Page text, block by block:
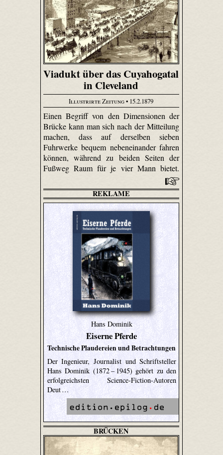
Viadukt über das Cuyahogatal
in Cleveland
Illustrirte Zeitung• 15.2.1879
Einen Begriff von den Dimensionen der
Brücke kann man sich nach der Mitteilung
machen, dass auf derselben sieben
Fuhrwerke bequem nebeneinander fahren
können, während zu beiden Seiten der
Fußweg Raum für je vier Mann bietet.
REKLAME
Hans Dominik
Eiserne Pferde
Technische Plaudereien und Betrachtungen
Der Ingenieur, Journalist und Schriftsteller
Hans Dominik (1872 – 1945) gehört zu den
erfolgreichsten Science-Fiction-Autoren
Deut …
BRÜCKEN